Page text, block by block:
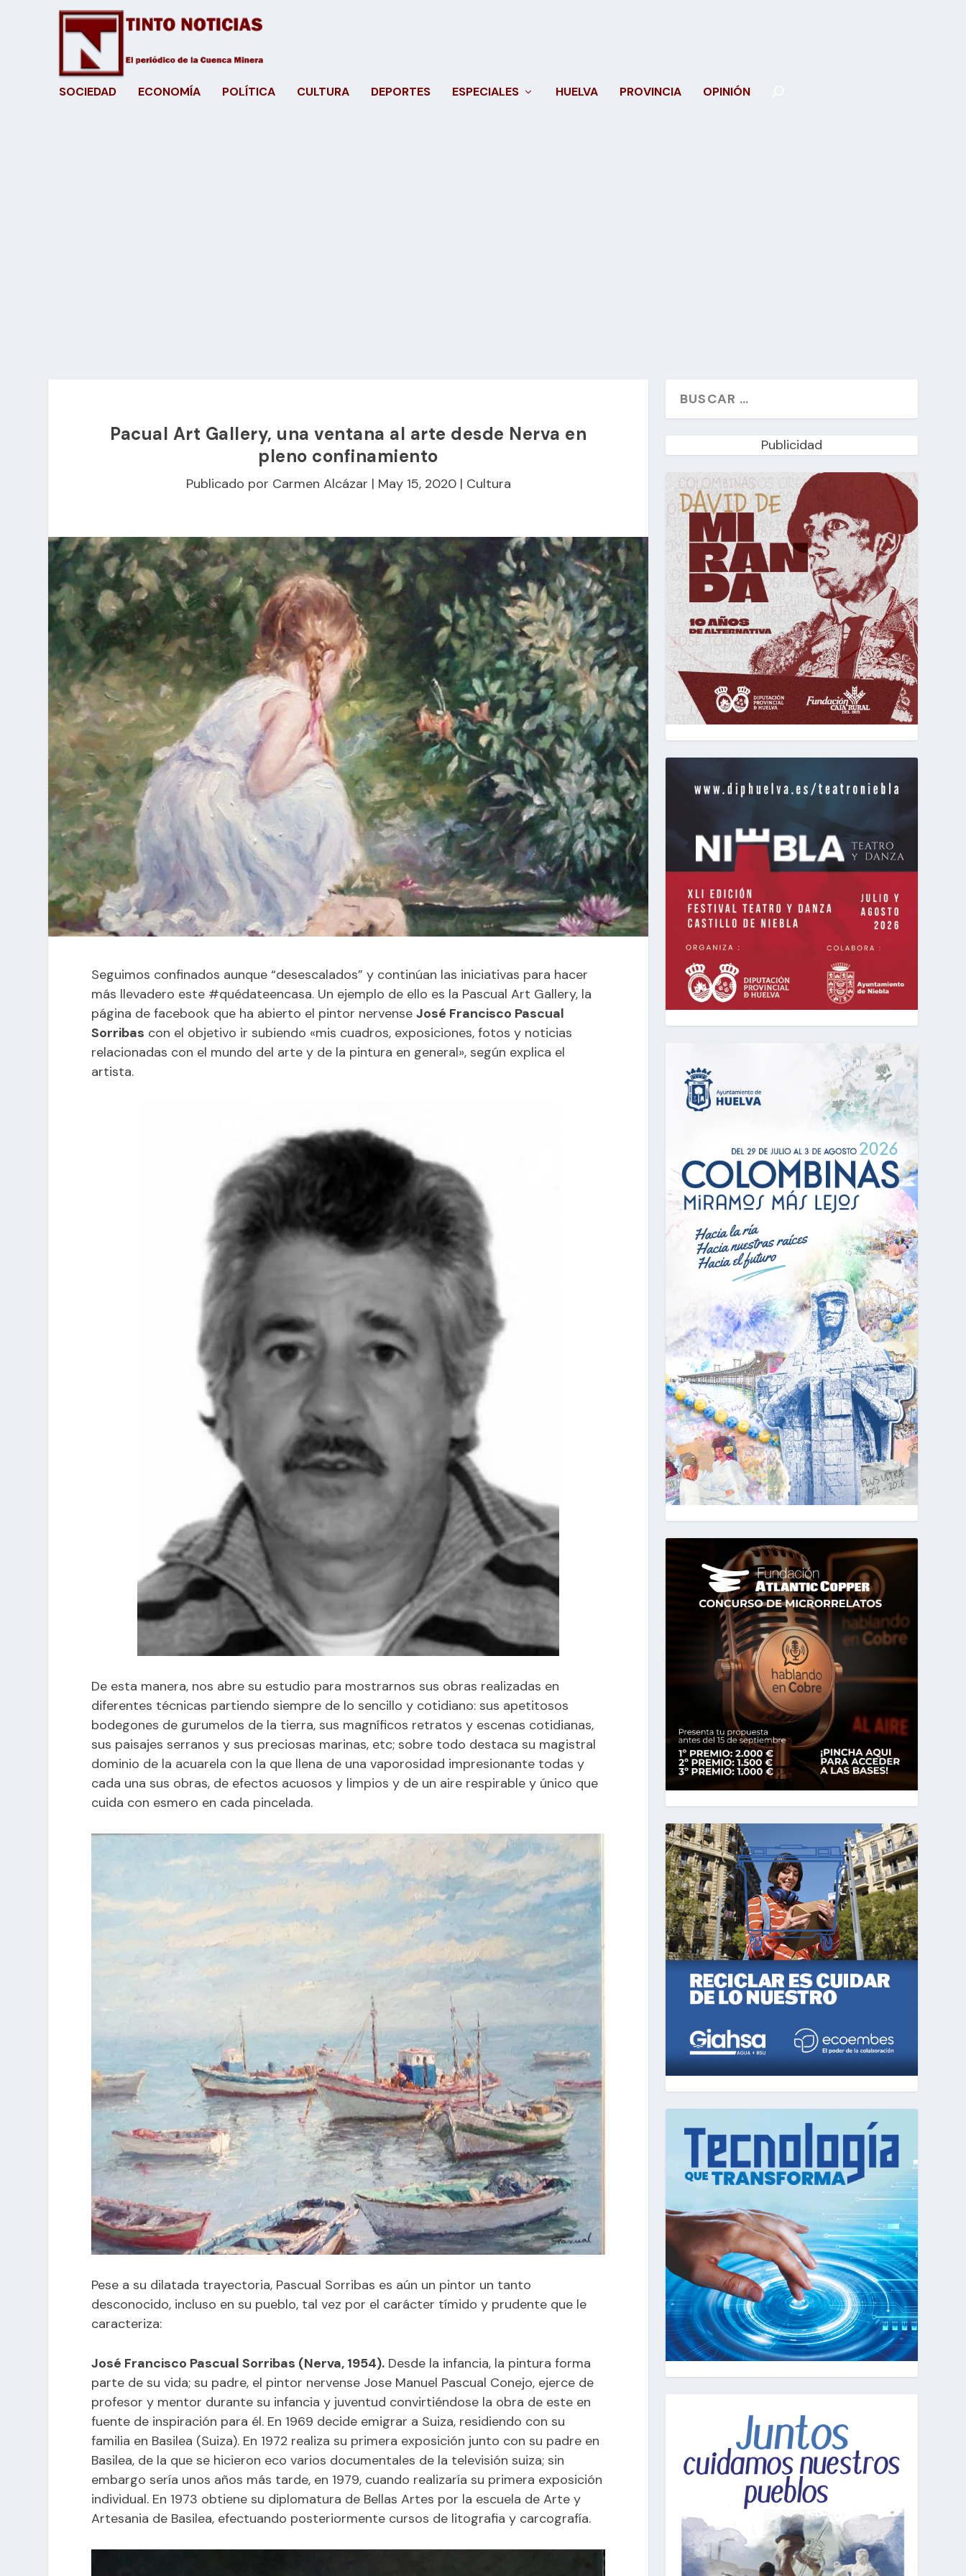
SOCIEDAD ECONOMÍA POLÍTICA CULTURA DEPORTES ESPECIALES HUELVA PROVINCIA OPINIÓN
Pacual Art Gallery, una ventana al arte desde Nerva en
pleno confinamiento
Publicado por Carmen Alcázar | May 15, 2020| Cultura
Seguimos confinados aunque “desescalados” y continúan las iniciativas para hacer
más llevadero este #quédateencasa. Un ejemplo de ello es la Pascual Art Gallery, la
página de facebook que ha abierto el pintor nervenseJosé Francisco Pascual
Sorribas con el objetivo ir subiendo «mis cuadros, exposiciones, fotos y noticias
relacionadas con el mundo del arte y de la pintura en general», según explica el
artista.
De esta manera, nos abre su estudio para mostrarnos sus obras realizadas en
diferentes técnicas partiendo siempre de lo sencillo y cotidiano: sus apetitosos
bodegones de gurumelos de la tierra, sus magníficos retratos y escenas cotidianas,
sus paisajes serranos y sus preciosas marinas, etc; sobre todo destaca su magistral
dominio de la acuarela con la que llena de una vaporosidad impresionante todas y
cada una sus obras, de efectos acuosos y limpios y de un aire respirable y único que
cuida con esmero en cada pincelada.
Pese a su dilatada trayectoria, Pascual Sorribas es aún un pintor un tanto
desconocido, incluso en su pueblo, tal vez por el carácter tímido y prudente que le
caracteriza:
José Francisco Pascual Sorribas (Nerva, 1954). Desde la infancia, la pintura forma
parte de su vida; su padre, el pintor nervense Jose Manuel Pascual Conejo, ejerce de
profesor y mentor durante su infancia y juventud convirtiéndose la obra de este en
fuente de inspiración para él. En 1969 decide emigrar a Suiza, residiendo con su
familia en Basilea (Suiza). En 1972 realiza su primera exposición junto con su padre en
Basilea, de la que se hicieron eco varios documentales de la televisión suiza; sin
embargo sería unos años más tarde, en 1979, cuando realizaría su primera exposición
individual. En 1973 obtiene su diplomatura de Bellas Artes por la escuela de Arte y
Artesania de Basilea, efectuando posteriormente cursos de litografia y carcografía.
Publicidad